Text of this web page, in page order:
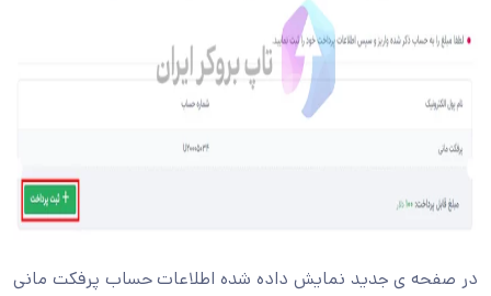
در صفحه ی جدید نمایش داده شده اطلاعات حساب پرفکت مانی